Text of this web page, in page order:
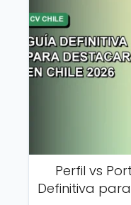
Perfil vs
Definitiva